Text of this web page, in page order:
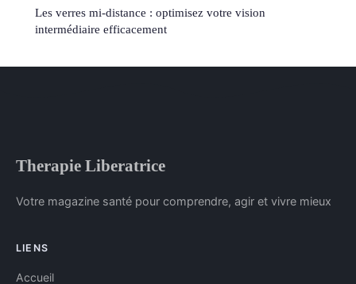
Les verres mi-distance : optimisez votre vision
intermédiaire efficacement
Therapie Liberatrice
Votre magazine santé pour comprendre, agir et vivre mieux
LIENS
Accueil